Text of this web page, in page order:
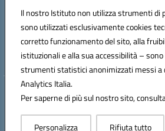
Il nostro Istituto non utilizza strumenti di
sono utilizzati esclusivamente cookies
corretto funzionamento del sito, alla
istituzionali e alla sua accessibilità –
strumenti statistici anonimizzati messi a
Analytics Italia.
Per saperne di più sul nostro sito,
Personalizza Rifiuta tutto
Codice fiscale: 84002700650
Codice meccanografico:SAIC878008
Codice Indice delle Pubbliche Amministrazioni
Codice unico di fatturazione (CUF): UFYPHY
Hosting & Powered by 3D
Concept & Design by